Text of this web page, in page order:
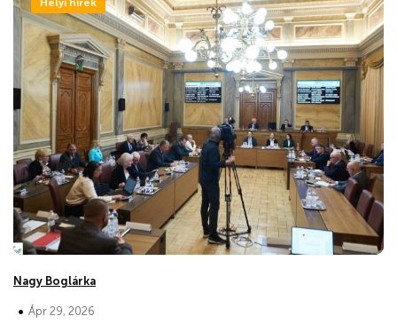
Helyi hírek
Nagy Boglárka
• Ápr 29, 2026